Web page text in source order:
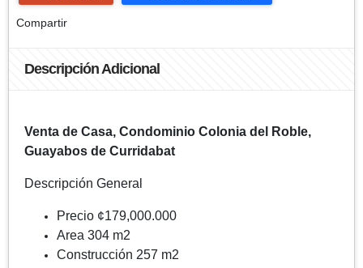
Compartir
Descripción Adicional
Venta de Casa, Condominio Colonia del Roble,
Guayabos de Curridabat
Descripción General
Precio ¢179,000.000
Area 304 m2
Construcción 257 m2